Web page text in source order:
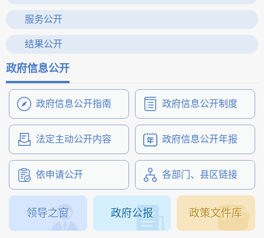
应急管理
服务公开
结果公开
建议提案办理
政府信息公开
政府信息公开指南 政府信息公开制度
法定主动公开内容 政府信息公开年报
依申请公开 各部门、县区链接
领导之窗 政府公报 政策文件库